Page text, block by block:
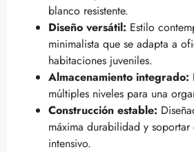
blanco resistente.
Diseño versátil: Estilo
minimalista que se adapta a
habitaciones juveniles.
Almacenamiento integrado:
múltiples niveles para una
Construcción estable:
máxima durabilidad y
intensivo.